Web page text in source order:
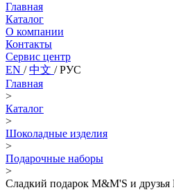
Главная
Каталог
О компании
Контакты
Сервис центр
EN /中文 /РУС
Главная
>
Каталог
>
Шоколадные изделия
>
Подарочные наборы
>
Сладкий подарок M&M'S и